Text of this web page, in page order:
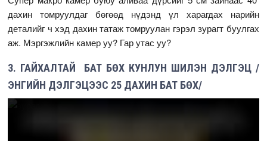
дахин томруулдаг бөгөөд нүдэнд үл харагдах нарийн
деталийг ч хэд дахин татаж томруулан гэрэл зурагт буулгах
аж. Мэргэжлийн камер уу? Гар утас уу?
3. ГАЙХАЛТАЙ БАТ БӨХ КУНЛУН ШИЛЭН ДЭЛГЭЦ /
ЭНГИЙН ДЭЛГЭЦЭЭС 25 ДАХИН БАТ БӨХ/